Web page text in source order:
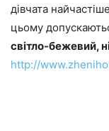
дівчата
цьому
світло-бежевий,
http://